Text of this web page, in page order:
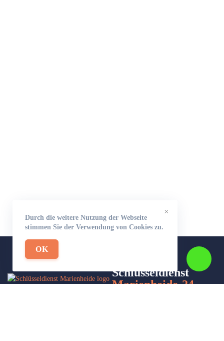
×
Durch die weitere Nutzung der Webseite
stimmen Sie der Verwendung von Cookies zu.
OK
Schlüsseldienst
Marienheide-24